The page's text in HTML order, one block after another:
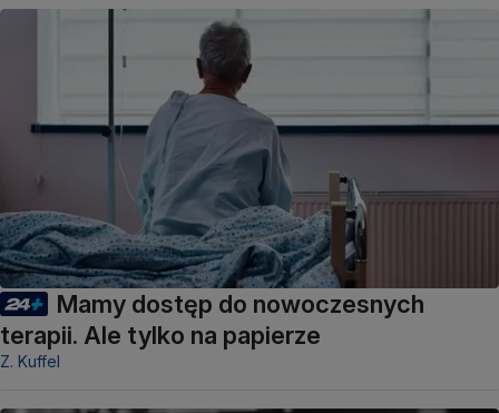
Mamy dostęp do nowoczesnych
terapii. Ale tylko na papierze
Z. Kuffel